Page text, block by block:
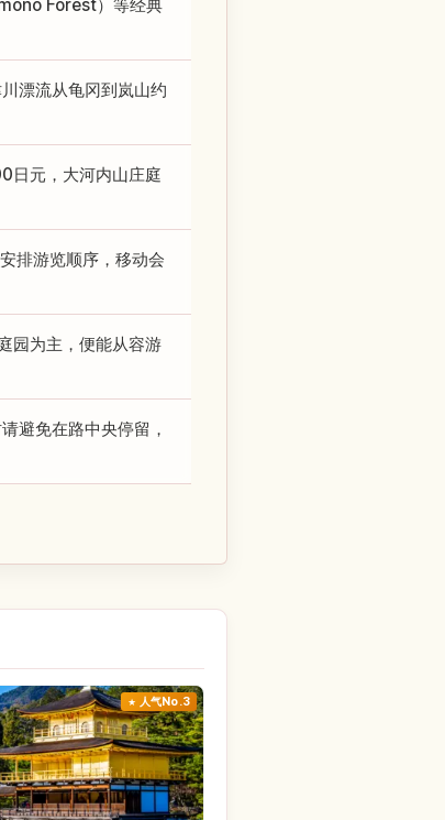
Forest）等经典
漂流从龟冈到岚山约
日元，大河内山庄庭
排游览顺序，移动会
园为主，便能从容游
避免在路中央停留，
人气No.3